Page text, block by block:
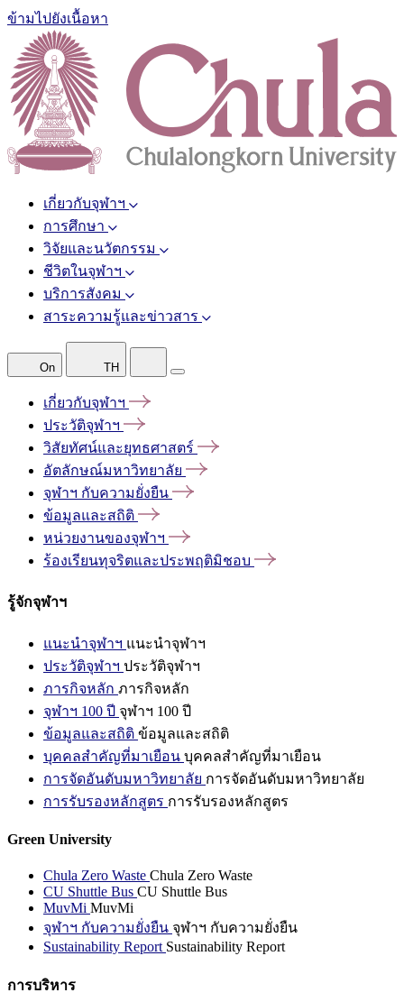
ข้ามไปยังเนื้อหา
เกี่ยวกับจุฬาฯ
การศึกษา
วิจัยและนวัตกรรม
ชีวิตในจุฬาฯ
บริการสังคม
สาระความรู้และข่าวสาร
On TH
เกี่ยวกับจุฬาฯ
ประวัติจุฬาฯ
วิสัยทัศน์และยุทธศาสตร์
อัตลักษณ์มหาวิทยาลัย
จุฬาฯ กับความยั่งยืน
ข้อมูลและสถิติ
หน่วยงานของจุฬาฯ
ร้องเรียนทุจริตและประพฤติมิชอบ
รู้จักจุฬาฯ
แนะนำจุฬาฯ แนะนำจุฬาฯ
ประวัติจุฬาฯ ประวัติจุฬาฯ
ภารกิจหลัก ภารกิจหลัก
จุฬาฯ 100 ปี จุฬาฯ 100 ปี
ข้อมูลและสถิติ ข้อมูลและสถิติ
บุคคลสำคัญที่มาเยือน บุคคลสำคัญที่มาเยือน
การจัดอันดับมหาวิทยาลัย การจัดอันดับมหาวิทยาลัย
การรับรองหลักสูตร การรับรองหลักสูตร
Green University
Chula Zero Waste Chula Zero Waste
CU Shuttle Bus CU Shuttle Bus
MuvMi MuvMi
จุฬาฯ กับความยั่งยืน จุฬาฯ กับความยั่งยืน
Sustainability Report Sustainability Report
การบริหาร